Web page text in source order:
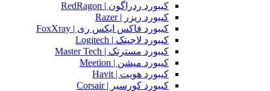
کیبورد ردراگون | RedRagon
کیبورد ریزر | Razer
کیبورد فاکس ایکس ری | FoxXray
کیبورد لاجیتک | Logitech
کیبورد مسترتک | Master Tech
کیبورد میشن | Meetion
کیبورد هویت | Havit
کیبورد کورسیر | Corsair